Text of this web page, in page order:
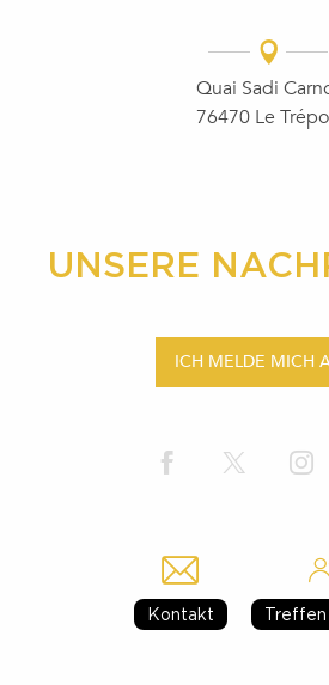
Quai Sadi
76470 Le
UNSERE
ICH MELDE MICH
Kontakt Treffen